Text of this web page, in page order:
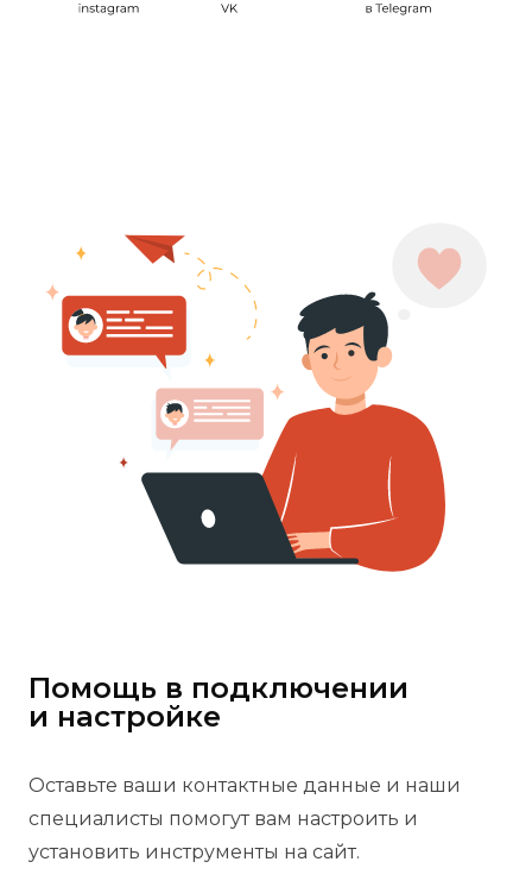
Помощь в подключении
и настройке
Оставьте ваши контактные данные и наши
специалисты помогут вам настроить и
установить инструменты на сайт.